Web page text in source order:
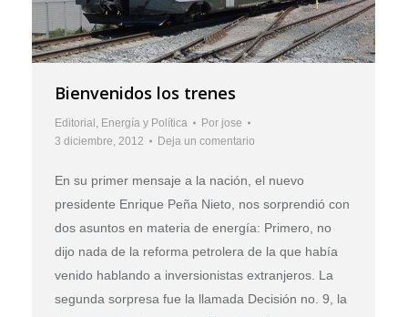
Bienvenidos los trenes
Editorial , Energía y Política Por jose
3 diciembre, 2012
Deja un comentario
En su primer mensaje a la nación, el nuevo
presidente Enrique Peña Nieto, nos sorprendió con
dos asuntos en materia de energía: Primero, no
dijo nada de la reforma petrolera de la que había
venido hablando a inversionistas extranjeros. La
segunda sorpresa fue la llamada Decisión no. 9, la